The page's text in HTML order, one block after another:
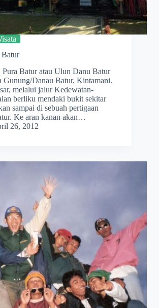
Pura Batur atau Ulun Danu Batur
Gunung/Danau Batur, Kintamani.
melalui jalur Kedewatan-
berliku mendaki bukit sekitar
sampai di sebuah pertigaan
Ke aran kanan akan…
26, 2012